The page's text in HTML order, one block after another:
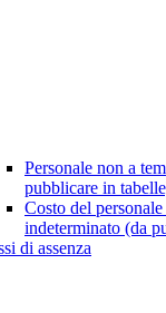
Personale non a
pubblicare in
Costo del
indeterminato (da
di assenza